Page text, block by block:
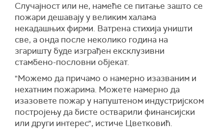
Случајност или не, намеће се питање зашто се
пожари дешавају у великим халама
некадашњих фирми. Ватрена стихија уништи
све, а онда после неколико година на
згаришту буде изграђен ексклузивни
стамбено-пословни објекат.
"Можемо да причамо о намерно изазваним и
нехатним пожарима. Можете намерно да
изазовете пожар у напуштеном индустријском
постројењу да бисте остварили финансијски
или други интерес", истиче Цветковић.